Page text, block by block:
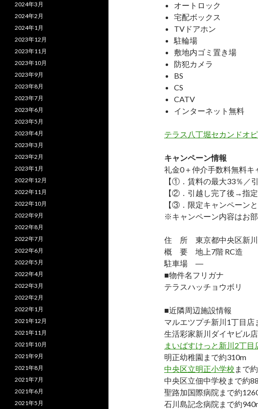
オートロック
宅配ボックス
TVドアホン
駐輪場
敷地内ゴミ置き場
防犯カメラ
BS
CS
CATV
インターネット無料
テラス八丁堀セカンドオ
キャンペーン情報
礼金0＋仲介手数料無料キ
【①．賃料の最大33％／
【②．引越し完了後→指定
【③．限定キャンペーンと
※キャンペーン内容はお部
住 所 東京都中央区新川
概 要 地上7階 RC造
駐車場 ―
■物件名フリガナ
テラスハッチョウボリ
■近隣周辺施設情報
マルエツプチ新川1丁目店
生活彩家新川ダイヤビル
まいばすけっと新川2丁目
明正幼稚園まで約310m
中央区立明正小学校 まで
中央区立佃中学校まで約
聖路加国際病院まで約
石川島記念病院まで約
2024年3月
2024年2月
2024年1月
2023年12月
2023年11月
2023年10月
2023年9月
2023年8月
2023年7月
2023年6月
2023年5月
2023年4月
2023年3月
2023年2月
2023年1月
2022年12月
2022年11月
2022年10月
2022年9月
2022年8月
2022年7月
2022年6月
2022年5月
2022年4月
2022年3月
2022年2月
2022年1月
2021年12月
2021年11月
2021年10月
2021年9月
2021年8月
2021年7月
2021年6月
2021年5月